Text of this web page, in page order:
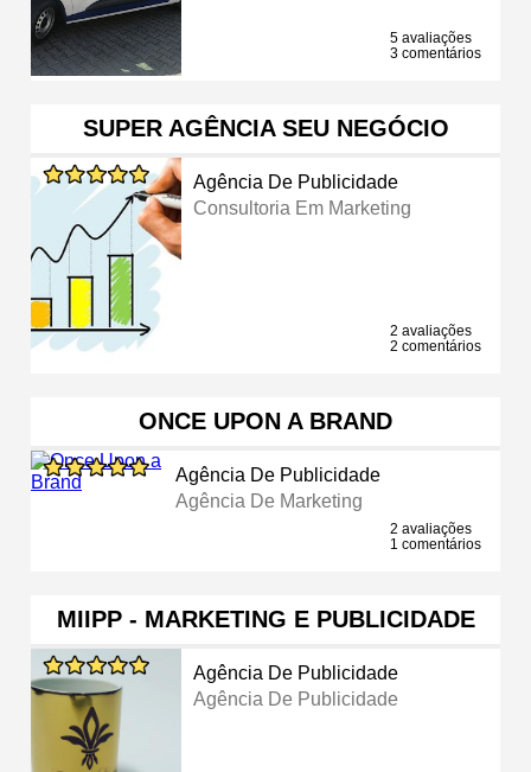
5 avaliações
3 comentários
SUPER AGÊNCIA SEU NEGÓCIO
Agência De Publicidade
Consultoria Em Marketing
2 avaliações
2 comentários
ONCE UPON A BRAND
Agência De Publicidade
Agência De Marketing
2 avaliações
1 comentários
MIIPP - MARKETING E PUBLICIDADE
Agência De Publicidade
Agência De Publicidade